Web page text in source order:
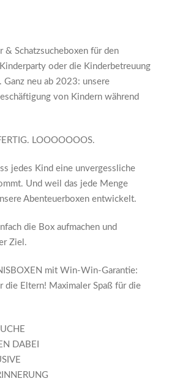
& Schatzsucheboxen für den
oder die Kinderbetreuung
Ganz neu ab 2023: unsere
von Kindern während
LOOOOOOOS.
jedes Kind eine unvergessliche
Und weil das jede Menge
Abenteuerboxen entwickelt.
die Box aufmachen und
Ziel.
mit Win-Win-Garantie:
die Eltern! Maximaler Spaß für die
DABEI